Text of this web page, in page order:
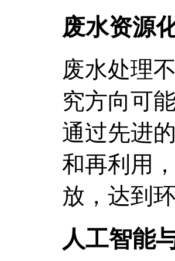
废水资源
废水处理
究方向可
通过先进
和再利用
放，达到
人工智能